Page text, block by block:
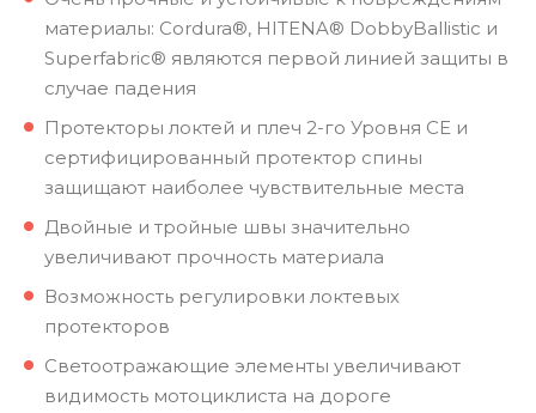
материалы: Cordura®, HITENA® DobbyBallistic и
Superfabric® являются первой линией защиты в
случае падения
Протекторы локтей и плеч 2-го Уровня СЕ и
сертифицированный протектор спины
защищают наиболее чувствительные места
Двойные и тройные швы значительно
увеличивают прочность материала
Возможность регулировки локтевых
протекторов
Светоотражающие элементы увеличивают
видимость мотоциклиста на дороге